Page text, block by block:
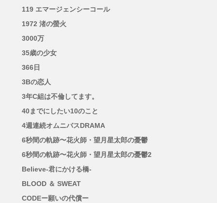
119 エマージェンシーコール
1972 渚の螢火
3000万
35歳の少女
366日
3Bの恋人
3年C組は不倫してます。
40までにしたい10のこと
4週連続オムニバスDRAMA
6秒間の軌跡〜花火師・望月星太郎の憂鬱
6秒間の軌跡〜花火師・望月星太郎の憂鬱2
Believe-君にかける橋-
BLOOD ＆ SWEAT
CODEー願いの代償ー